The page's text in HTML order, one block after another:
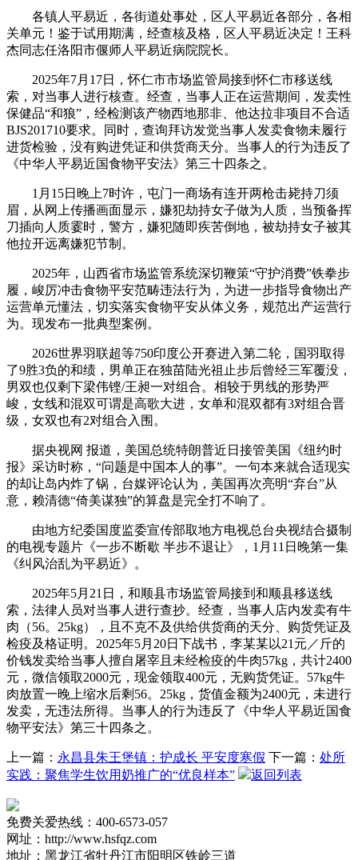
各镇人平易近，各街道处事处，区人平易近各部分，各相
关单元！鉴于试用期满，经查核及格，区人平易近决定！王科
杰同志任洛阳市偃师人平易近病院院长。
2025年7月17日，怀仁市市场监管局接到怀仁市移送线
索，对当事人进行核查。经查，当事人正在运营期间，发卖性
保健品“和狼”，经检测该产物西地那非、他达拉非项目不合适
BJS201710要求。同时，查询拜访发觉当事人发卖食物未履行
进货检验，没有购进凭证和供货商天分。当事人的行为违反了
《中华人平易近国食物平安法》第三十四条之。
1月15日晚上7时许，屯门一商场有连开两枪击毙持刀须
眉，从网上传播画面显示，嫌犯劫持女子做为人质，当预备挥
刀插向人质霎时，警方，嫌犯随即疾苦倒地，被劫持女子被其
他拉开远离嫌犯节制。
2025年，山西省市场监管系统深切鞭策“守护消费”铁拳步
履，峻厉冲击食物平安范畴违法行为，为进一步指导食物出产
运营单元懂法，切实落实食物平安从体义务，规范出产运营行
为。现发布一批典型案例。
2026世界羽联超等750印度公开赛进入第二轮，国羽取得
了9胜3负的和绩，男单正在独苗陆光祖止步后曾经三军覆没，
男双也仅剩下梁伟铿/王昶一对组合。相较于男线的形势严
峻，女线和混双可谓是高歌大进，女单和混双都有3对组合晋
级，女双也有2对组合入围。
据央视网 报道，美国总统特朗普近日接管美国《纽约时
报》采访时称，“问题是中国本人的事”。一句本来就合适现实
的却让岛内炸了锅，台媒评论认为，美国再次亮明“弃台”从
意，赖清德“倚美谋独”的算盘是完全打不响了。
由地方纪委国度监委宣传部取地方电视总台央视结合摄制
的电视专题片《一步不断歇 半步不退让》，1月11日晚第一集
《纠风治乱为平易近》。
2025年5月21日，和顺县市场监管局接到和顺县移送线
索，法律人员对当事人进行查抄。经查，当事人店内发卖有牛
肉（56。25kg），且不克不及供给供货商的天分、购货凭证及
检疫及格证明。2025年5月20日下战书，李某某以21元／斤的
价钱发卖给当事人擅自屠宰且未经检疫的牛肉57kg，共计2400
元，微信领取2000元，现金领取400元，无购货凭证。57kg牛
肉放置一晚上缩水后剩56。25kg，货值金额为2400元，未进行
发卖，无违法所得。当事人的行为违反了《中华人平易近国食
物平安法》第三十四条之。
上一篇： 永昌县朱王堡镇：护成长 平安度寒假 下一篇： 处所
实践：聚焦学生饮用奶推广的“优良样本”
返回列表
免费关爱热线：400-6573-057
网址：http://www.hsfqz.com
地址：黑龙江省牡丹江市阳明区铁岭三道